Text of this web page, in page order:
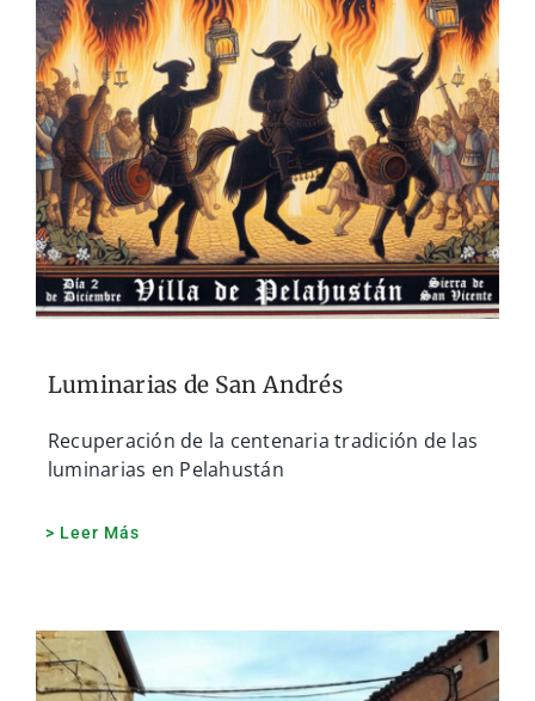
Luminarias de San Andrés
Recuperación de la centenaria tradición de las
luminarias en Pelahustán
> Leer Más